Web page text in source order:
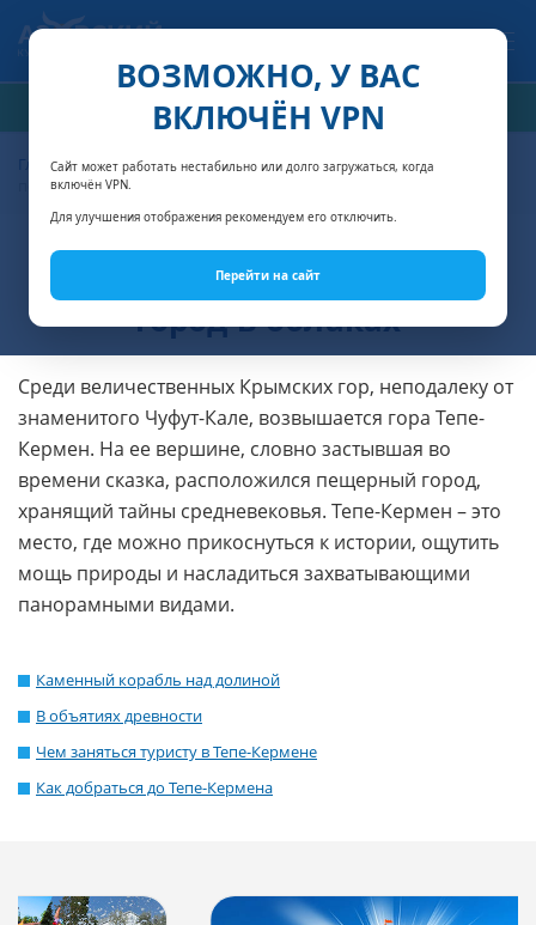
ВОЗМОЖНО, У ВАС
ВКЛЮЧЁН VPN
Сайт может работать нестабильно или долго загружаться, когда
включён VPN.
Для улучшения отображения рекомендуем его отключить.
Перейти на сайт
РАСЧЁТ СТОИМОСТИ
Главная Достопримечательности Крыма
Тепе-Кермен:
пещерный город в облаках
Тепе-Кермен: пещерный
город в облаках
Среди величественных Крымских гор, неподалеку от
знаменитого Чуфут-Кале, возвышается гора Тепе-
Кермен. На ее вершине, словно застывшая во
времени сказка, расположился пещерный город,
хранящий тайны средневековья. Тепе-Кермен – это
место, где можно прикоснуться к истории, ощутить
мощь природы и насладиться захватывающими
панорамными видами.
Каменный корабль над долиной
В объятиях древности
Чем заняться туристу в Тепе-Кермене
Как добраться до Тепе-Кермена